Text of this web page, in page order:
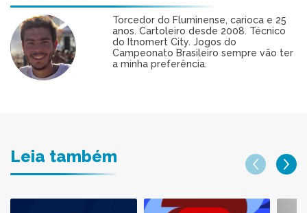
Torcedor do Fluminense, carioca e 25
anos. Cartoleiro desde 2008. Técnico
do Itnomert City. Jogos do
Campeonato Brasileiro sempre vão ter
a minha preferência.
Leia também